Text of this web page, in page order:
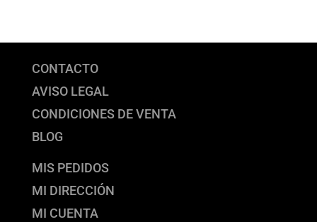
CONTACTO
AVISO LEGAL
CONDICIONES DE VENTA
BLOG
MIS PEDIDOS
MI DIRECCIÓN
MI CUENTA